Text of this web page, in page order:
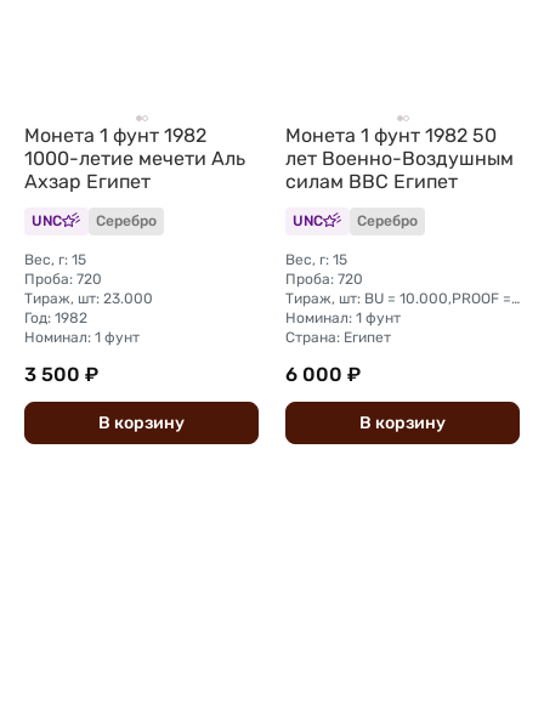
Монета 1 фунт 1982
1000-летие мечети Аль
Ахзар Египет
UNC Серебро
Вес, г: 15
Проба: 720
Тираж, шт: 23.000
Год: 1982
Номинал: 1 фунт
3 500 ₽
В корзину
Монета 1 фунт 1982 50
лет Военно-Воздушным
силам ВВС Египет
UNC Серебро
Вес, г: 15
Проба: 720
Тираж, шт: BU = 10.000,PROOF = 2.260
Номинал: 1 фунт
Страна: Египет
6 000 ₽
В корзину